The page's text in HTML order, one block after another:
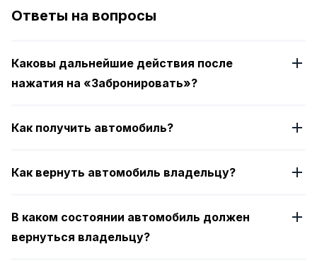
of
4
Ответы на вопросы
Каковы дальнейшие действия после
нажатия на «Забронировать»?
Как получить автомобиль?
Как вернуть автомобиль владельцу?
В каком состоянии автомобиль должен
вернуться владельцу?